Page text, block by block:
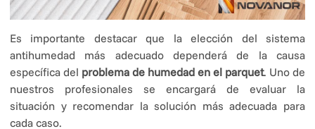
Es importante destacar que la elección del sistema
antihumedad más adecuado dependerá de la causa
específica del problema de humedad en el parquet. Uno de
nuestros profesionales se encargará de evaluar la
situación y recomendar la solución más adecuada para
cada caso.